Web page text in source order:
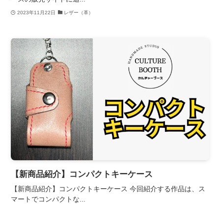
2023年11月22日 レザー（革）
【新商品紹介】コンパクトキーケース
【新商品紹介】コンパクトキーケース 今回紹介する作品は、ス
マートでコンパクトな...